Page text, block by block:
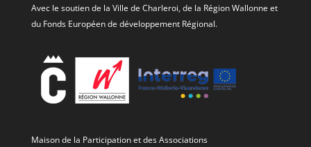
Avec le soutien de la Ville de Charleroi, de la Région Wallonne et
du Fonds Européen de développement Régional.
Maison de la Participation et des Associations